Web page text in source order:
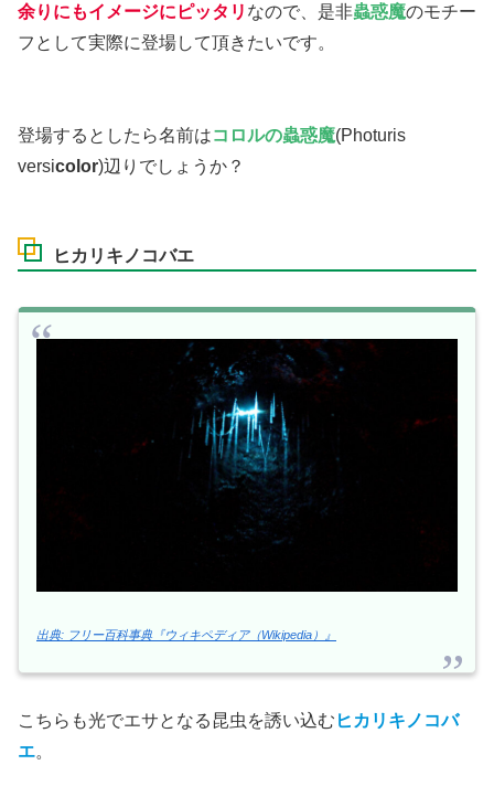
余りにもイメージにピッタリ なので、是非蟲惑魔のモチー
フとして実際に登場して頂きたいです。
登場するとしたら名前はコロルの蟲惑魔(Photuris
versicolor)辺りでしょうか？
ヒカリキノコバエ
出典: フリー百科事典『ウィキペディア（Wikipedia）』
こちらも光でエサとなる昆虫を誘い込む ヒカリキノコバ
エ。